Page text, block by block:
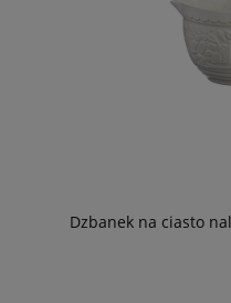
Dzbanek na ciasto